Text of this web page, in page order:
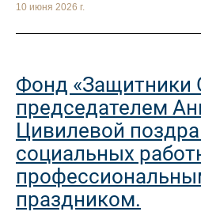
10 июня 2026 г.
Фонд «Защитники
председателем
Цивилевой
социальных
праздником.